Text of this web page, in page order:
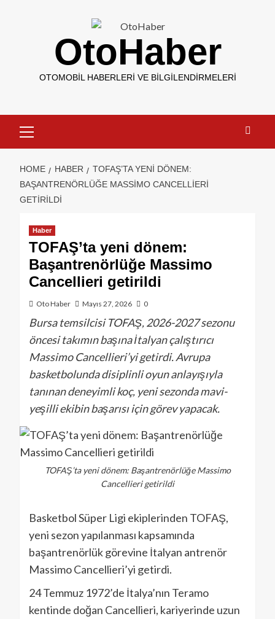
OtoHaber
OTOMOBIL HABERLERI VE BILGILENDIRMELERI
HOME HABER
TOFAŞ’TA YENI DÖNEM:
BAŞANTRENÖRLÜĞE MASSIMO CANCELLIERI
GETIRILDI
Haber
TOFAŞ’ta yeni dönem:
Başantrenörlüğe Massimo
Cancellieri getirildi
Oto Haber Mayıs 27, 2026 0
Bursa temsilcisi TOFAŞ, 2026-2027 sezonu
öncesi takımın başına İtalyan çalıştırıcı
Massimo Cancellieri’yi getirdi. Avrupa
basketbolunda disiplinli oyun anlayışıyla
tanınan deneyimli koç, yeni sezonda mavi-
yeşilli ekibin başarısı için görev yapacak.
TOFAŞ’ta yeni dönem: Başantrenörlüğe Massimo
Cancellieri getirildi
Basketbol Süper Ligi ekiplerinden TOFAŞ,
yeni sezon yapılanması kapsamında
başantrenörlük görevine İtalyan antrenör
Massimo Cancellieri’yi getirdi.
24 Temmuz 1972’de İtalya’nın Teramo
kentinde doğan Cancellieri, kariyerinde uzun